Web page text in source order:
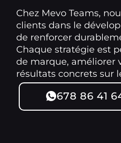
Chez Mevo Teams,
clients dans le
de renforcer
Chaque stratégie est
de marque, améliorer
résultats concrets sur
678 86 41